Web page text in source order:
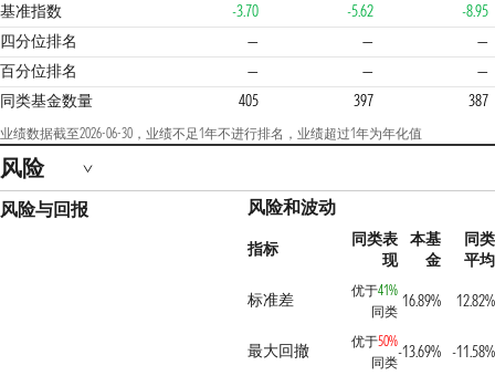
基准指数
-3.70 -5.62
-8.95
四分位排名
— — —
4
百分位排名 — —
—
同类基金数量
405 397 387
业绩数据截至2026-06-30，业绩不足1年不进行排名，业绩超过1年为年化值
风险
风险与回报 风险和波动
指标
同类表
现
本基
金
同类
平均
标准差
优于41%
同类
16.89% 12.82%
最大回撤 优于50%
同类
-13.69% -11.58%